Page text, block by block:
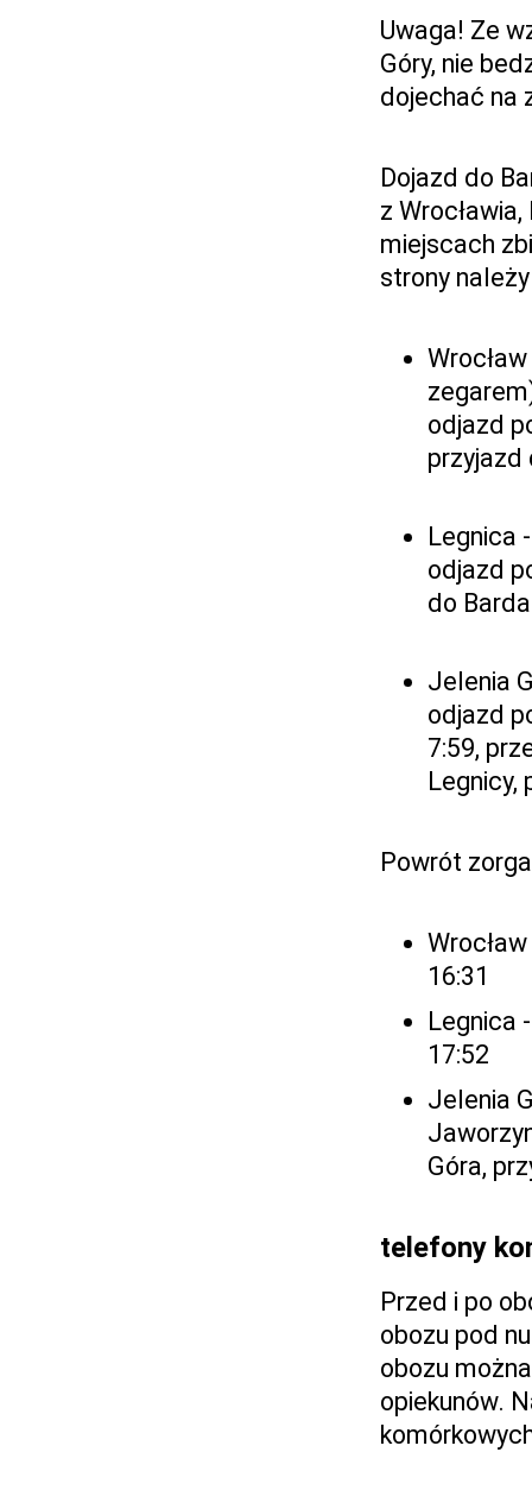
Uwaga! Ze
Góry, nie
dojechać na
Dojazd do
z
miejscach
strony
odjazd
przyjazd
Legnica
odjazd
do
Jelenia
odjazd
7:59,
Legnicy,
Powrót
16:31
Legnica
17:52
Jelenia
Góra,
telefony
Przed i po
obozu pod
obozu
opiekunów.